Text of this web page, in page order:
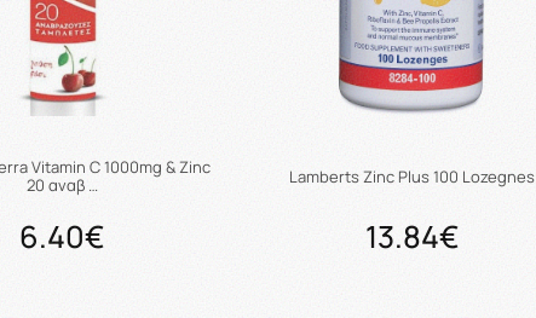
Vitamin C 1000mg & Zinc
20 αναβ …
6.40€
Lamberts Zinc Plus 100 Lozegnes
13.84€